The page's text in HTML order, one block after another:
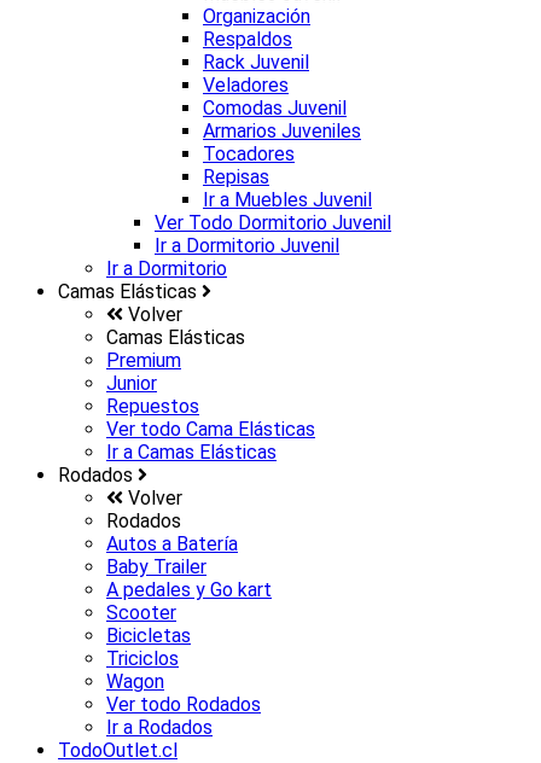
Organización
Respaldos
Rack Juvenil
Veladores
Comodas Juvenil
Armarios Juveniles
Tocadores
Repisas
Ir a Muebles Juvenil
Ver Todo Dormitorio Juvenil
Ir a Dormitorio Juvenil
Ir a Dormitorio
Camas Elásticas
Volver
Camas Elásticas
Premium
Junior
Repuestos
Ver todo Cama Elásticas
Ir a Camas Elásticas
Rodados
Volver
Rodados
Autos a Batería
Baby Trailer
A pedales y Go kart
Scooter
Bicicletas
Triciclos
Wagon
Ver todo Rodados
Ir a Rodados
TodoOutlet.cl